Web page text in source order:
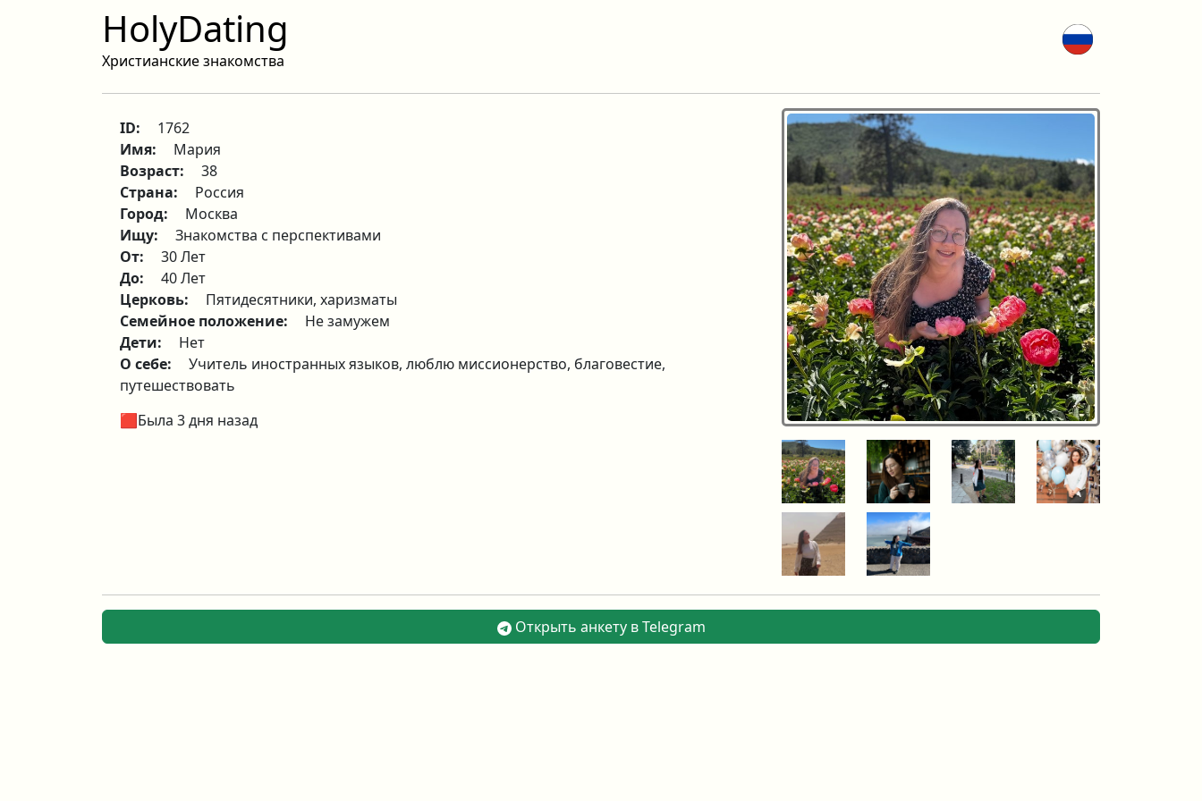
HolyDating
Христианские знакомства
ID:
1762
Имя:
Мария
Возраст:
38
Страна:
Россия
Город:
Москва
Ищу:
Знакомства с перспективами
От:
30 Лет
До:
40 Лет
Церковь:
Пятидесятники, харизматы
Семейное положение:
Не замужем
Дети:
Нет
О себе:
Учитель иностранных языков, люблю миссионерство, благовестие,
путешествовать
🟥Была 3 дня назад
Открыть анкету в Telegram